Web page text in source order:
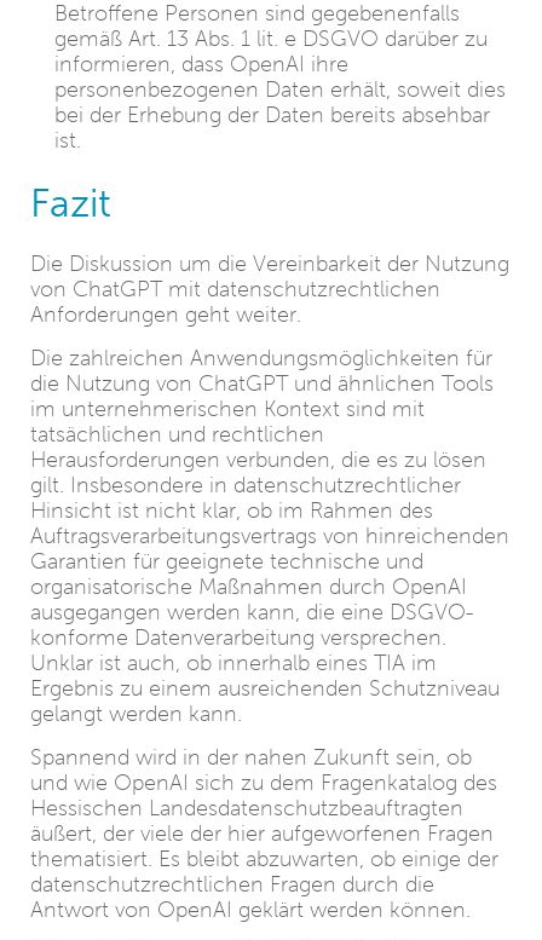
Betroffene Personen sind gegebenenfalls
gemäß Art. 13 Abs. 1 lit. e DSGVO darüber zu
informieren, dass OpenAI ihre
personenbezogenen Daten erhält, soweit dies
bei der Erhebung der Daten bereits absehbar
ist.
Fazit
Die Diskussion um die Vereinbarkeit der Nutzung
von ChatGPT mit datenschutzrechtlichen
Anforderungen geht weiter.
Die zahlreichen Anwendungsmöglichkeiten für
die Nutzung von ChatGPT und ähnlichen Tools
im unternehmerischen Kontext sind mit
tatsächlichen und rechtlichen
Herausforderungen verbunden, die es zu lösen
gilt. Insbesondere in datenschutzrechtlicher
Hinsicht ist nicht klar, ob im Rahmen des
Auftragsverarbeitungsvertrags von hinreichenden
Garantien für geeignete technische und
organisatorische Maßnahmen durch OpenAI
ausgegangen werden kann, die eine DSGVO-
konforme Datenverarbeitung versprechen.
Unklar ist auch, ob innerhalb eines TIA im
Ergebnis zu einem ausreichenden Schutzniveau
gelangt werden kann.
Spannend wird in der nahen Zukunft sein, ob
und wie OpenAI sich zu dem Fragenkatalog des
Hessischen Landesdatenschutzbeauftragten
äußert, der viele der hier aufgeworfenen Fragen
thematisiert. Es bleibt abzuwarten, ob einige der
datenschutzrechtlichen Fragen durch die
Antwort von OpenAI geklärt werden können.